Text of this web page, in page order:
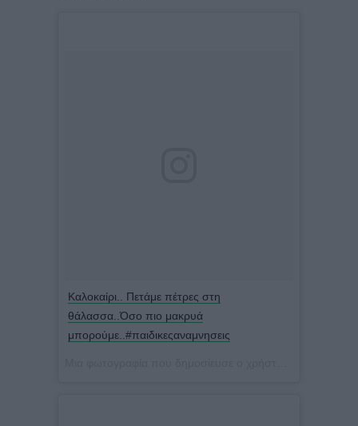
Καλοκαίρι.. Πετάμε πέτρες στη
θάλασσα..Όσο πιο μακρυά
μπορούμε..#παιδικεςαναμνησεις